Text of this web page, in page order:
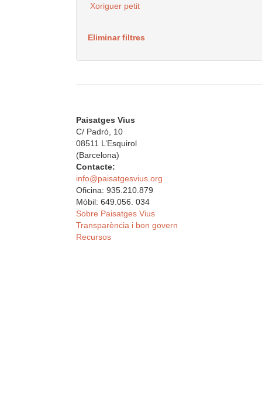
Xoriguer petit
Eliminar filtres
Paisatges Vius
C/ Padró, 10
08511 L’Esquirol
(Barcelona)
Contacte:
info@paisatgesvius.org
Oficina: 935.210.879
Mòbil: 649.056. 034
Sobre Paisatges Vius
Transparència i bon govern
Recursos